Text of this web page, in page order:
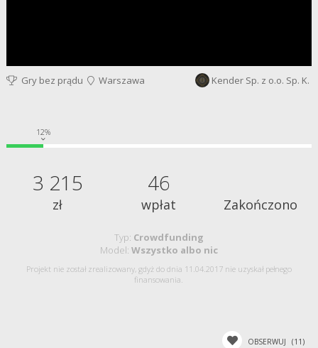
Gry bez prądu Warszawa Kender Sp. z o.o. Sp. K.
12%
3 215
zł
46
wpłat Zakończono
Typ: Crowdfunding
Model: Wszystko albo nic
Projekt nie został zrealizowany, gdyż do dnia 11.04.2017 nie uzyskał pełnego
finansowania.
OBSERWUJ (11)